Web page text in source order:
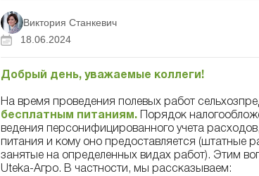
Виктория Станкевич
18.06.2024
Добрый день, уважаемые коллеги!
На время проведения полевых работ
бесплатным питаниям. Порядок
ведения персонифицированного учета
питания и кому оно предоставляется (штатные
занятые на определенных видах работ). Этим
Uteka-Агро. В частности, мы рассказываем: